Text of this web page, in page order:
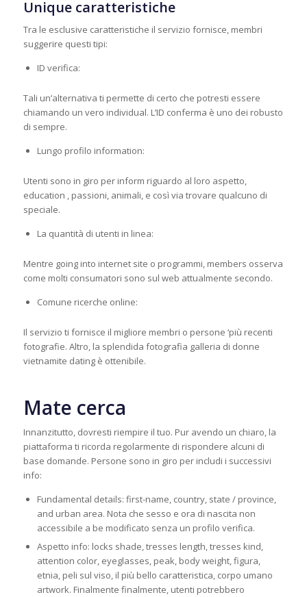
Unique caratteristiche
Tra le esclusive caratteristiche il servizio fornisce, membri
suggerire questi tipi:
ID verifica:
Tali un’alternativa ti permette di certo che potresti essere
chiamando un vero individual. L’ID conferma è uno dei robusto
di sempre.
Lungo profilo information:
Utenti sono in giro per inform riguardo al loro aspetto,
education , passioni, animali, e così via trovare qualcuno di
speciale.
La quantità di utenti in linea:
Mentre going into internet site o programmi, members osserva
come molti consumatori sono sul web attualmente secondo.
Comune ricerche online:
Il servizio ti fornisce il migliore membri o persone ‘più recenti
fotografie. Altro, la splendida fotografia galleria di donne
vietnamite dating è ottenibile.
Mate cerca
Innanzitutto, dovresti riempire il tuo. Pur avendo un chiaro, la
piattaforma ti ricorda regolarmente di rispondere alcuni di
base domande. Persone sono in giro per includi i successivi
info:
Fundamental details: first-name, country, state / province,
and urban area. Nota che sesso e ora di nascita non
accessibile a be modificato senza un profilo verifica.
Aspetto info: locks shade, tresses length, tresses kind,
attention color, eyeglasses, peak, body weight, figura,
etnia, peli sul viso, il più bello caratteristica, corpo umano
artwork. Finalmente finalmente, utenti potrebbero